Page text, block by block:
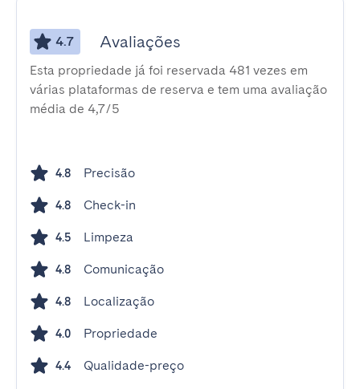
4.7 Avaliações
Esta propriedade já foi reservada 481 vezes em
várias plataformas de reserva e tem uma avaliação
média de 4,7/5
4.8 Precisão
4.8 Check-in
4.5 Limpeza
4.8 Comunicação
4.8 Localização
4.0 Propriedade
4.4 Qualidade-preço